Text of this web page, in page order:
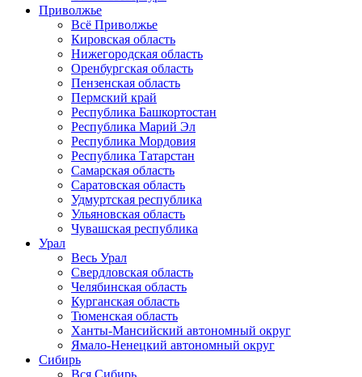
Приволжье
Всё Приволжье
Кировская область
Нижегородская область
Оренбургская область
Пензенская область
Пермский край
Республика Башкортостан
Республика Марий Эл
Республика Мордовия
Республика Татарстан
Самарская область
Саратовская область
Удмуртская республика
Ульяновская область
Чувашская республика
Урал
Весь Урал
Свердловская область
Челябинская область
Курганская область
Тюменская область
Ханты-Мансийский автономный округ
Ямало-Ненецкий автономный округ
Сибирь
Вся Сибирь